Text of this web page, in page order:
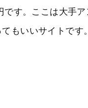
す。ここは大手
もいいサイトです。